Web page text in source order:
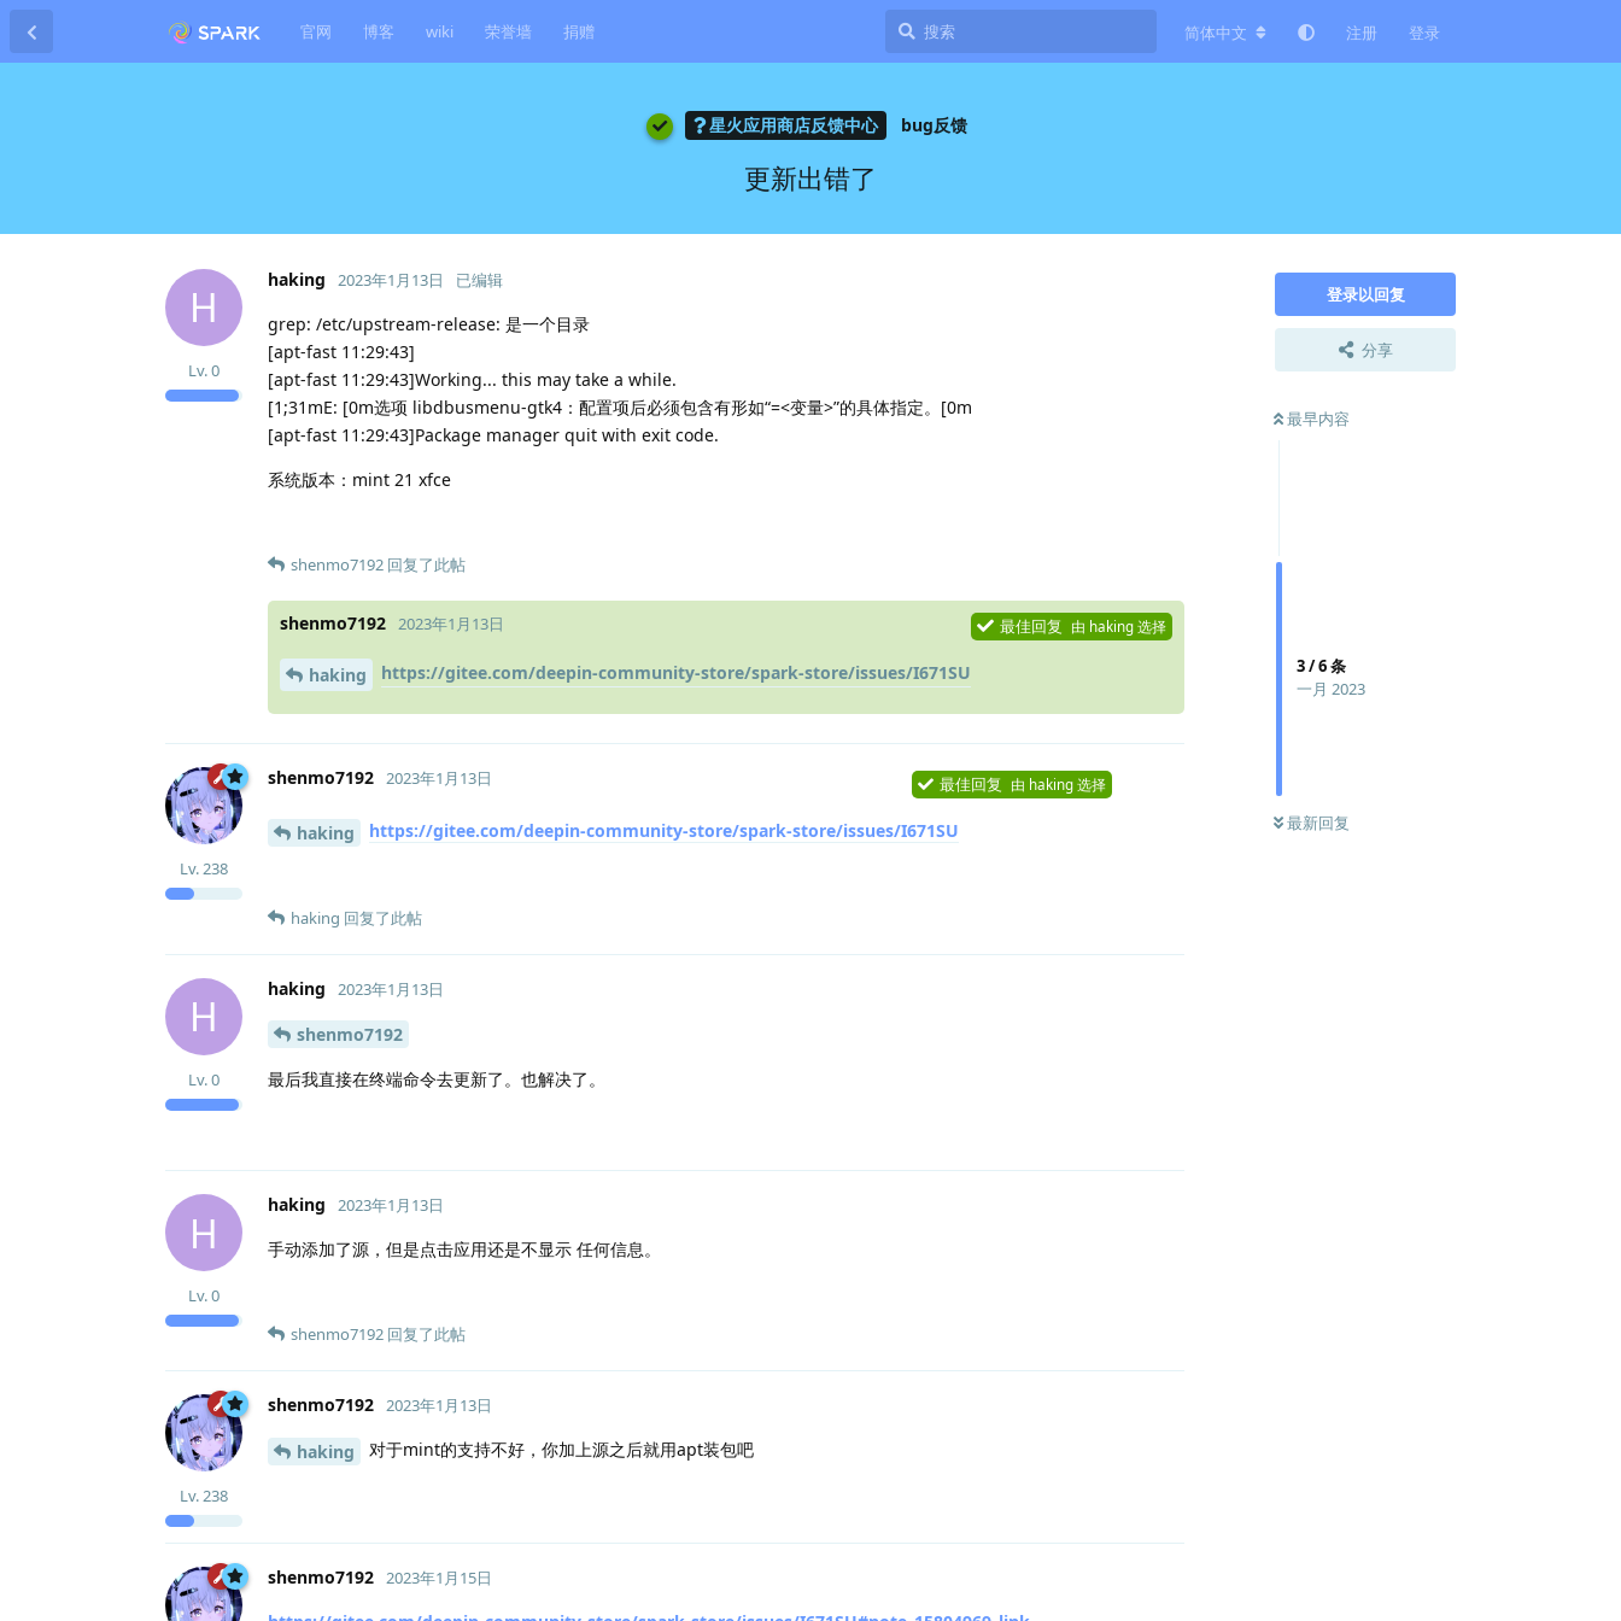
官网 博客 wiki 荣誉墙 捐赠 简体中文 注册 登录
星火应用商店反馈中心 bug反馈
更新出错了
登录以回复
分享
最早内容
3/6条
一月 2023
最新回复
H
haking
Lv.0
2023年1月13日 已编辑
grep: /etc/upstream-release: 是一个目录
[apt-fast 11:29:43]
[apt-fast 11:29:43]Working... this may take a while.
[1;31mE: [0m选项 libdbusmenu-gtk4：配置项后必须包含有形如“=<变量>”的具体指定。[0m
[apt-fast 11:29:43]Package manager quit with exit code.
系统版本：mint 21 xfce
shenmo7192 回复了此帖
shenmo7192 2023年1月13日 最佳回复 由 haking选择
haking https://gitee.com/deepin-community-store/spark-store/issues/I671SU
shenmo7192
Lv.238
2023年1月13日 最佳回复 由 haking选择
haking https://gitee.com/deepin-community-store/spark-store/issues/I671SU
haking 回复了此帖
H
haking
Lv.0
2023年1月13日
shenmo7192
最后我直接在终端命令去更新了。也解决了。
H
haking
Lv.0
2023年1月13日
手动添加了源，但是点击应用还是不显示 任何信息。
shenmo7192 回复了此帖
shenmo7192
Lv.238
2023年1月13日
haking 对于mint的支持不好，你加上源之后就用apt装包吧
shenmo7192 2023年1月15日